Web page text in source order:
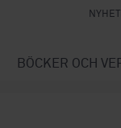
BÖCKER OCH